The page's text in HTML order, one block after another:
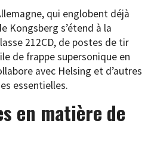
qui englobent déjà
Kongsberg s’étend à la
212CD, de postes de tir
de frappe supersonique en
avec Helsing et d’autres
essentielles.
en matière de